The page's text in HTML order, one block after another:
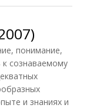
понимание,
к сознаваемому
и знаниях и